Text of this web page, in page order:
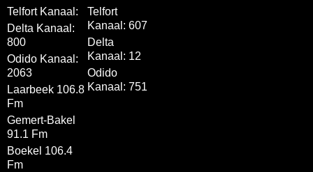
Telfort Kanaal:
Delta Kanaal:
800
Odido Kanaal:
2063
Laarbeek 106.8
Fm
Gemert-Bakel
91.1 Fm
Boekel 106.4
Fm
Telfort
Kanaal: 607
Delta
Kanaal: 12
Odido
Kanaal: 751